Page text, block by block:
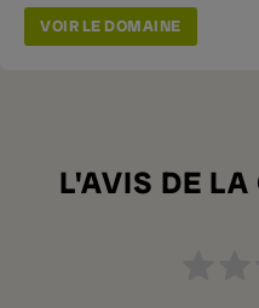
VOIR LE DOMAINE
L'AVIS DE